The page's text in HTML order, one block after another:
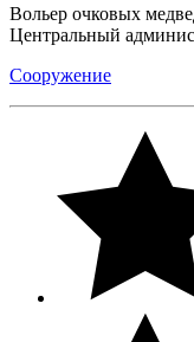
Вольер очковых
Центральный
Сооружение